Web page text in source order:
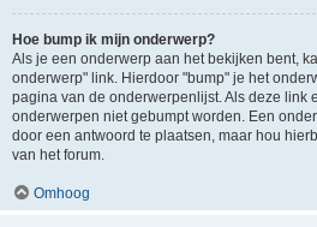
Hoe bump ik mijn onderwerp?
Als je een onderwerp aan het bekijken bent,
onderwerp" link. Hierdoor "bump" je het
pagina van de onderwerpenlijst. Als deze link
onderwerpen niet gebumpt worden. Een
door een antwoord te plaatsen, maar hou
van het forum.
Omhoog